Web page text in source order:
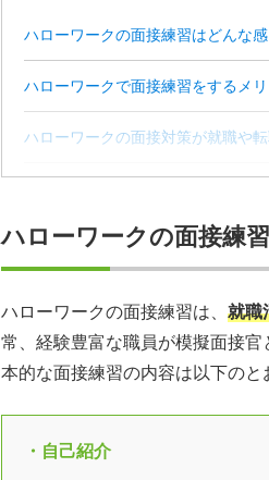
ハローワークの面接練習はどんな感
ハローワークで面接練習をするメ
ハローワークの面接対策が就職や
ハローワークの面接練習に適した
就職・転職エージェントの面接練
ハローワークの面接練
ハローワークの面接練習は、 就職
常、経験豊富な職員が模擬面接
本的な面接練習の内容は以下のと
・自己紹介